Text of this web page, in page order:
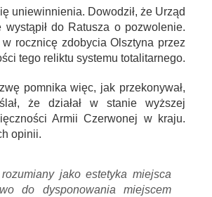
uniewinnienia. Dowodził, że Urząd
wystąpił do Ratusza o pozwolenie.
rocznicę zdobycia Olsztyna przez
tego reliktu systemu totalitarnego.
pomnika więc, jak przekonywał,
że działał w stanie wyższej
Armii Czerwonej w kraju.
opinii.
jako estetyka miejsca
do dysponowania miejscem